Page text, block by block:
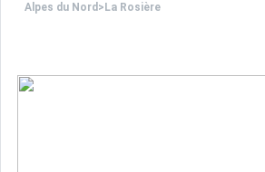
Alpes du Nord > La Rosière